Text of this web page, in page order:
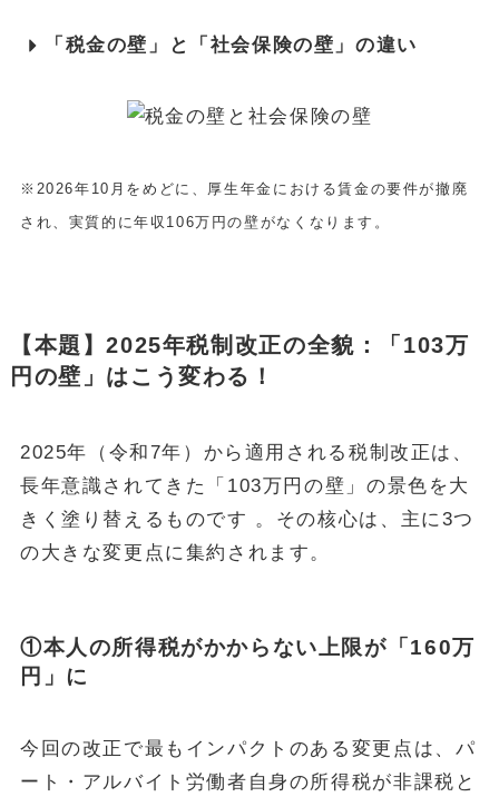
「税金の壁」と「社会保険の壁」の違い
※2026年10月をめどに、厚生年金における賃金の要件が撤廃
され、実質的に年収106万円の壁がなくなります。
【本題】2025年税制改正の全貌：「103万
円の壁」はこう変わる！
2025年（令和7年）から適用される税制改正は、
長年意識されてきた「103万円の壁」の景色を大
きく塗り替えるものです 。その核心は、主に3つ
の大きな変更点に集約されます。
①本人の所得税がかからない上限が「160万
円」に
今回の改正で最もインパクトのある変更点は、パ
ート・アルバイト労働者自身の所得税が非課税と